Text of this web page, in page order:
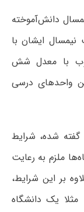
دانش‌آموخته
ایشان با
با معدل شش
واحدهای درسی
شده، شرایط
ملزم به رعایت
بر این شرایط،
یک دانشگاه